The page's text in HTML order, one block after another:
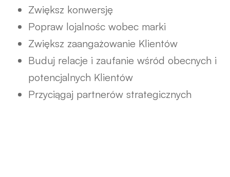
Zwiększ konwersję
Popraw lojalnośc wobec marki
Zwiększ zaangażowanie Klientów
Buduj relacje i zaufanie wśród obecnych i
potencjalnych Klientów
Przyciągaj partnerów strategicznych